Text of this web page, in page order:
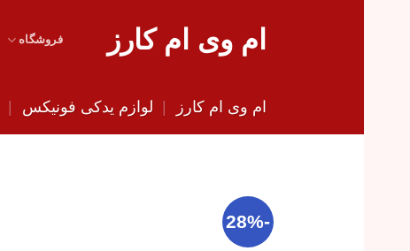
ام وی ام کارز فروشگاه
ام وی ام کارز | لوازم یدکی فونیکس |
-28%